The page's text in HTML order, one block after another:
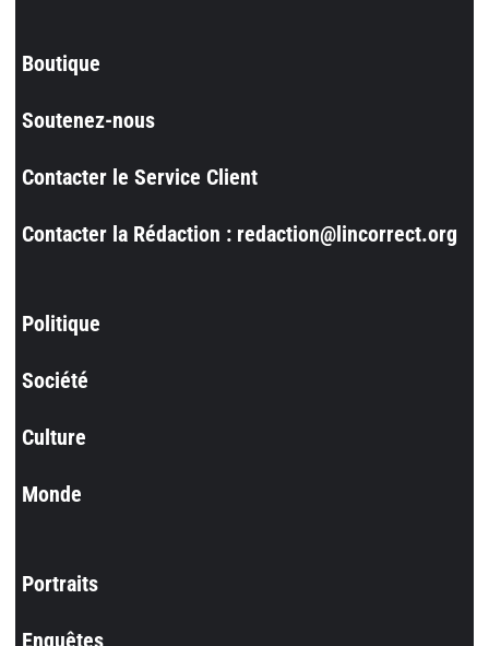
Boutique
Soutenez-nous
Contacter le Service Client
Contacter la Rédaction : redaction@lincorrect.org
Politique
Société
Culture
Monde
Portraits
Enquêtes